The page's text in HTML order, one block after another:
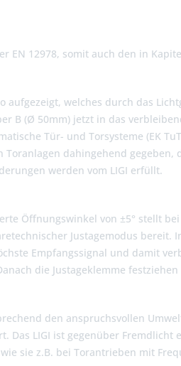
EN 12978, somit auch den in
aufgezeigt, welches durch das
B (Ø 50mm) jetzt in das
Tür- und Torsysteme (EK
dahingehend
werden vom LIGI erfüllt.
Öffnungswinkel von ±5° stellt
Justagemodus
Empfangssignal und damit
die Justageklemme
den anspruchsvollen
Das LIGI ist gegenüber
sie z.B. bei Torantrieben mit